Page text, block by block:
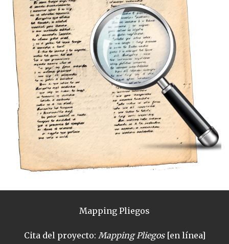
Mapping Pliegos
Cita del proyecto: Mapping Pliegos[en línea]